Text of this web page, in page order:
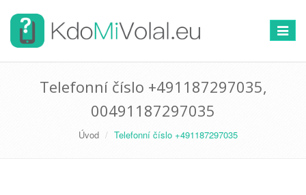
Telefonní číslo +491187297035,
00491187297035
Úvod Telefonní číslo +491187297035